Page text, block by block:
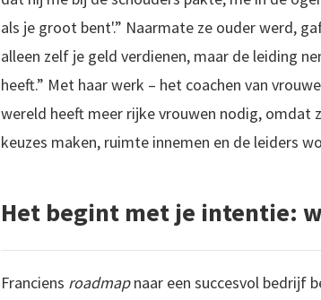
als je groot bent'.” Naarmate ze ouder werd,
alleen zelf je geld verdienen, maar de leiding
heeft.” Met haar werk – het coachen van
wereld heeft meer rijke vrouwen nodig, omdat
keuzes maken, ruimte innemen en de leiders
Het begint met je intentie:
Franciens roadmapnaar een succesvol bedrijf